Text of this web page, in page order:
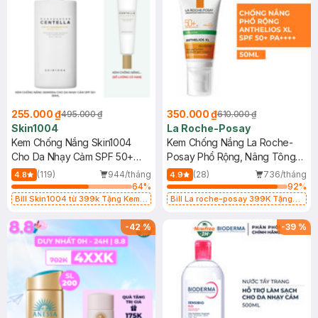
255.000 ₫495.000 ₫
Skin1004
Kem Chống Nắng Skin1004
Cho Da Nhạy Cảm SPF 50+
50ml
4.8 (119)
944/tháng
64%
Bill Skin1004 từ 399k Tặng Kem
SPF 50+ 20ml (SL Có Hạn)
350.000 ₫610.000 ₫
La Roche-Posay
Kem Chống Nắng La Roche-
Posay Phổ Rộng, Nâng Tông
Kiềm Dầu 50ml
4.9 (28)
736/tháng
92%
Bill La roche-posay 399K Tặng
(SL có hạn)
-42% -39 %